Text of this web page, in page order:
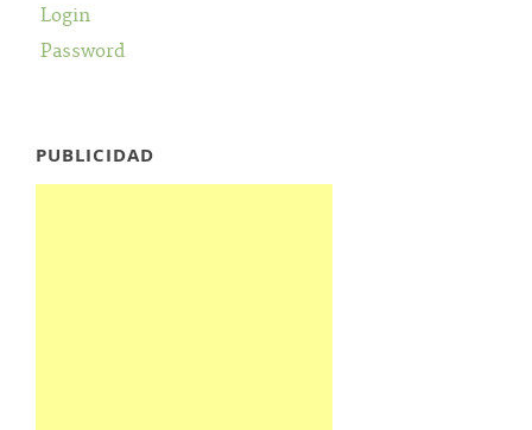
Login
Password
PUBLICIDAD